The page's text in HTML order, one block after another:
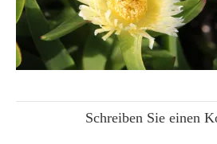
Schreiben Sie einen